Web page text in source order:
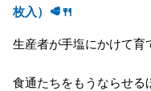
枚入）🥩🍴
生産者が手塩にかけて育
食通たちをもうならせる